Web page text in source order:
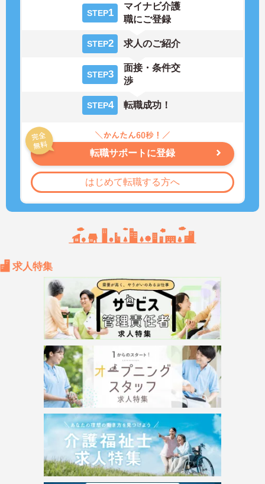
STEP1
マイナビ介護
職にご登録
STEP2 求人のご紹介
STEP3
面接・条件交
渉
STEP4 転職成功！
転職サポートに登録
はじめて転職する方へ
求人特集